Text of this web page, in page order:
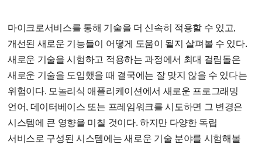
마이크로서비스를 통해 기술을 더 신속히 적용할 수 있고,
개선된 새로운 기능들이 어떻게 도움이 될지 살펴볼 수 있다.
새로운 기술을 시험하고 적용하는 과정에서 최대 걸림돌은
새로운 기술을 도입했을 때 결국에는 잘 맞지 않을 수 있다는
위험이다. 모놀리식 애플리케이션에서 새로운 프로그래밍
언어, 데이터베이스 또는 프레임워크를 시도하면 그 변경은
시스템에 큰 영향을 미칠 것이다. 하지만 다양한 독립
서비스로 구성된 시스템에는 새로운 기술 분야를 시험해볼